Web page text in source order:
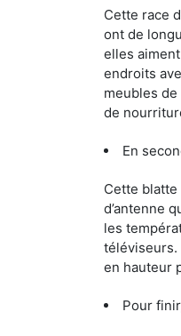
Cette race
ont de
elles
endroits
meubles
de
En
Cette
d’antenne
les
téléviseurs.
en hauteur
Pour